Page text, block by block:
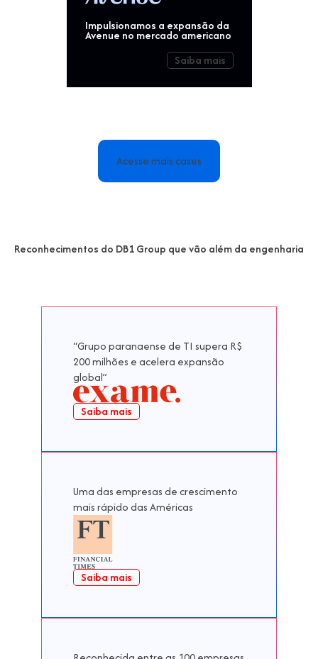
Impulsionamos a expansão da
Avenue no mercado americano
Saiba mais
Acesse mais cases
Reconhecimentos do DB1 Group quevão além da engenharia
“Grupo paranaense de TI supera R$
200 milhões e acelera expansão
global”
Saiba mais
Uma das empresas de crescimento
mais rápido das Américas
Saiba mais